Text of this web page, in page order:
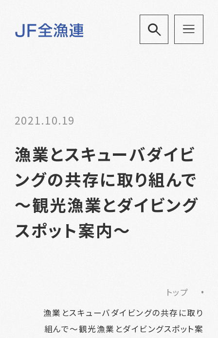
2021.10.19
漁業とスキューバダイビ
ングの共存に取り組んで
～観光漁業とダイビング
スポット案内～
トップ
漁業とスキューバダイビングの共存に取り
組んで～観光漁業とダイビングスポット案